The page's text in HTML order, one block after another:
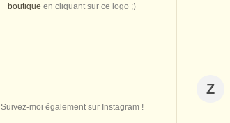
boutique en cliquant sur ce logo ;)
Suivez-moi également sur Instagram !
Z